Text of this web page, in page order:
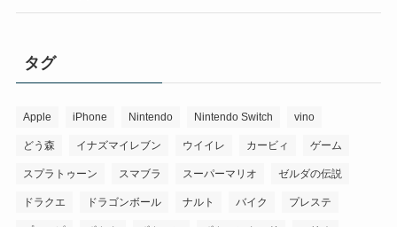
タグ
Apple iPhone Nintendo Nintendo Switch vino
どう森 イナズマイレブン ウイイレ カービィ ゲーム
スプラトゥーン スマブラ スーパーマリオ ゼルダの伝説
ドラクエ ドラゴンボール ナルト バイク プレステ